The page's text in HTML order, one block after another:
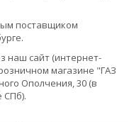
поставщиком
наш сайт (интернет-
магазине "ГАЗ
Ополчения, 30 (в
СПб).